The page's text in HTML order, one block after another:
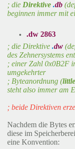
; die Direktive .db
beginnen immer mit
.dw 2863
; die Direktive .dw
des Zehnersystems
; einer Zahl 0x0B2F
umgekehrter
; Byteanordnung (
steht also immer am
; beide Direktiven
Nachdem die Bytes
diese im
eine Konvention: